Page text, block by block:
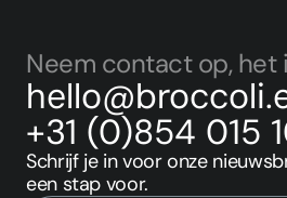
Neem contact op, het
+31 (0)854 015
Schrijf je in voor onze
een stap voor.